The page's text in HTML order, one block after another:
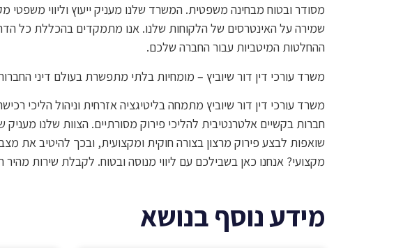
מסודר ובטוח מבחינה משפטית. המשרד שלנו מעניק ייעוץ וליווי משפטי
שמירה על האינטרסים של הלקוחות שלנו. אנו מתמקדים בהכללת כל
ההחלטות המיטביות עבור החברה שלכם.
משרד עורכי דין דור שיוביץ – מומחיות בלתי מתפשרת בעולם דיני
משרד עורכי דין דור שיוביץ מתמחה בליטיגציה אזרחית וניהול הליכי
חברות בקשיים אלטרנטיבית להליכי פירוק מסורתיים. הצוות שלנו
שואפות לבצע פירוק מרצון בצורה חוקית ומקצועית, ובכך להיטיב את
מקצועי? אנחנו כאן בשבילכם עם ליווי מנוסה ובטוח. לקבלת שירות מהיר
מידע נוסף בנושא